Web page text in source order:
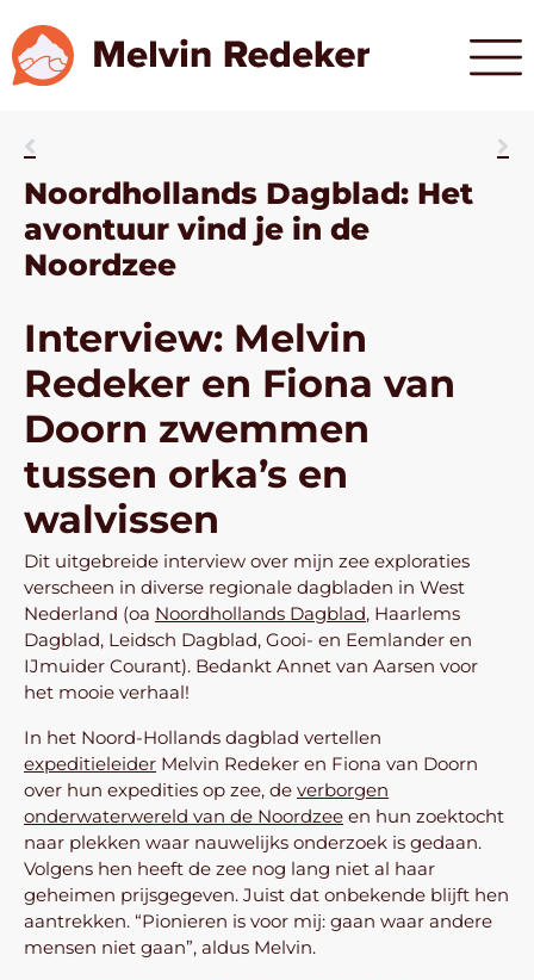
Noordhollands Dagblad: Het
avontuur vind je in de
Noordzee
Interview: Melvin
Redeker en Fiona van
Doorn zwemmen
tussen orka’s en
walvissen
Dit uitgebreide interview over mijn zee exploraties
verscheen in diverse regionale dagbladen in West
Nederland (oa Noordhollands Dagblad, Haarlems
Dagblad, Leidsch Dagblad, Gooi- en Eemlander en
IJmuider Courant). Bedankt Annet van Aarsen voor
het mooie verhaal!
In het Noord-Hollands dagblad vertellen
expeditieleider Melvin Redeker en Fiona van Doorn
over hun expedities op zee, de verborgen
onderwaterwereld van de Noordzee en hun zoektocht
naar plekken waar nauwelijks onderzoek is gedaan.
Volgens hen heeft de zee nog lang niet al haar
geheimen prijsgegeven. Juist dat onbekende blijft hen
aantrekken. “Pionieren is voor mij: gaan waar andere
mensen niet gaan”, aldus Melvin.